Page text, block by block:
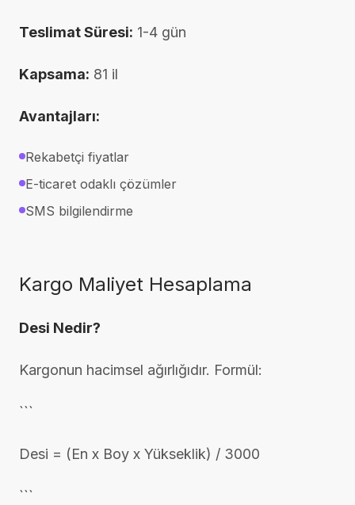
Teslimat Süresi: 1-4 gün
Kapsama: 81 il
Avantajları:
Rekabetçi fiyatlar
E-ticaret odaklı çözümler
SMS bilgilendirme
Kargo Maliyet Hesaplama
Desi Nedir?
Kargonun hacimsel ağırlığıdır. Formül:
```
Desi = (En x Boy x Yükseklik) / 3000
```